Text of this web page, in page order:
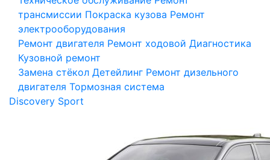
трансмиссии Покраска кузова Ремонт
электрооборудования
Ремонт двигателя Ремонт ходовой Диагностика
Кузовной ремонт
Замена стёкол Детейлинг Ремонт дизельного
двигателя Тормозная система
Discovery Sport